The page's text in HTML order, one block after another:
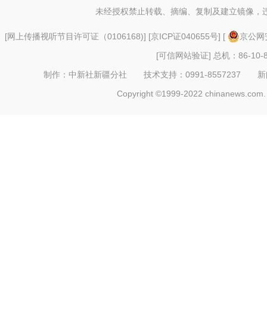
未经授权禁止转载、摘编、复制及建立镜像，
[网上传播视听节目许可证（0106168)] [京ICP证040655号] [
京公
[可信网站验证] 总机：86-10-
制作：中新社新疆分社 技术支持：0991-8557237
Copyright ©1999-2022